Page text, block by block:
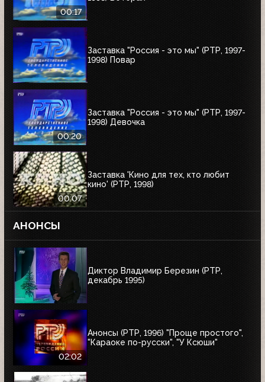
00:17
Заставка "Россия - это мы" (РТР, 1997-
1998) Повар
00:20
Заставка "Россия - это мы" (РТР, 1997-
1998) Девочка
00:07
Заставка 'Кино для тех, кто любит
кино' (РТР, 1998)
АНОНСЫ
Диктор Владимир Березин (РТР,
декабрь 1995)
02:02
Анонсы (РТР, 1996) "Проще простого",
"Караоке по-русски", "У Ксюши"